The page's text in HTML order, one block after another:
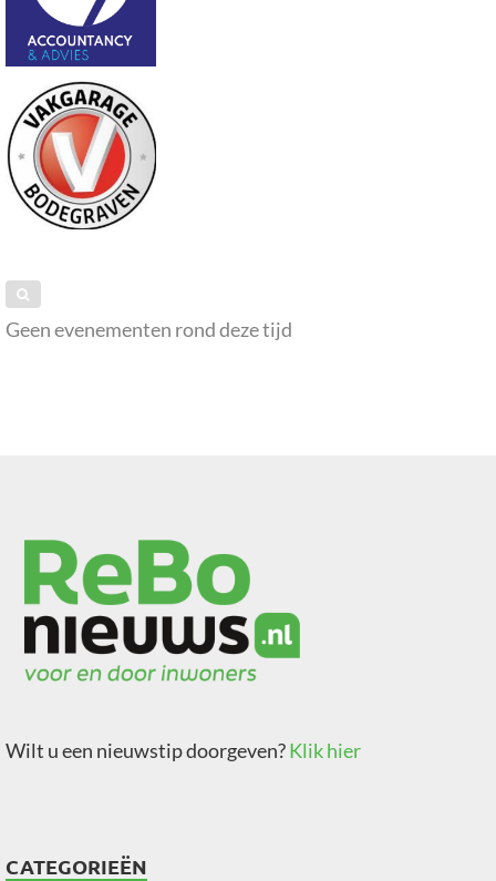
Geen evenementen rond deze tijd
Wilt u een nieuwstip doorgeven?Klik hier
CATEGORIEËN